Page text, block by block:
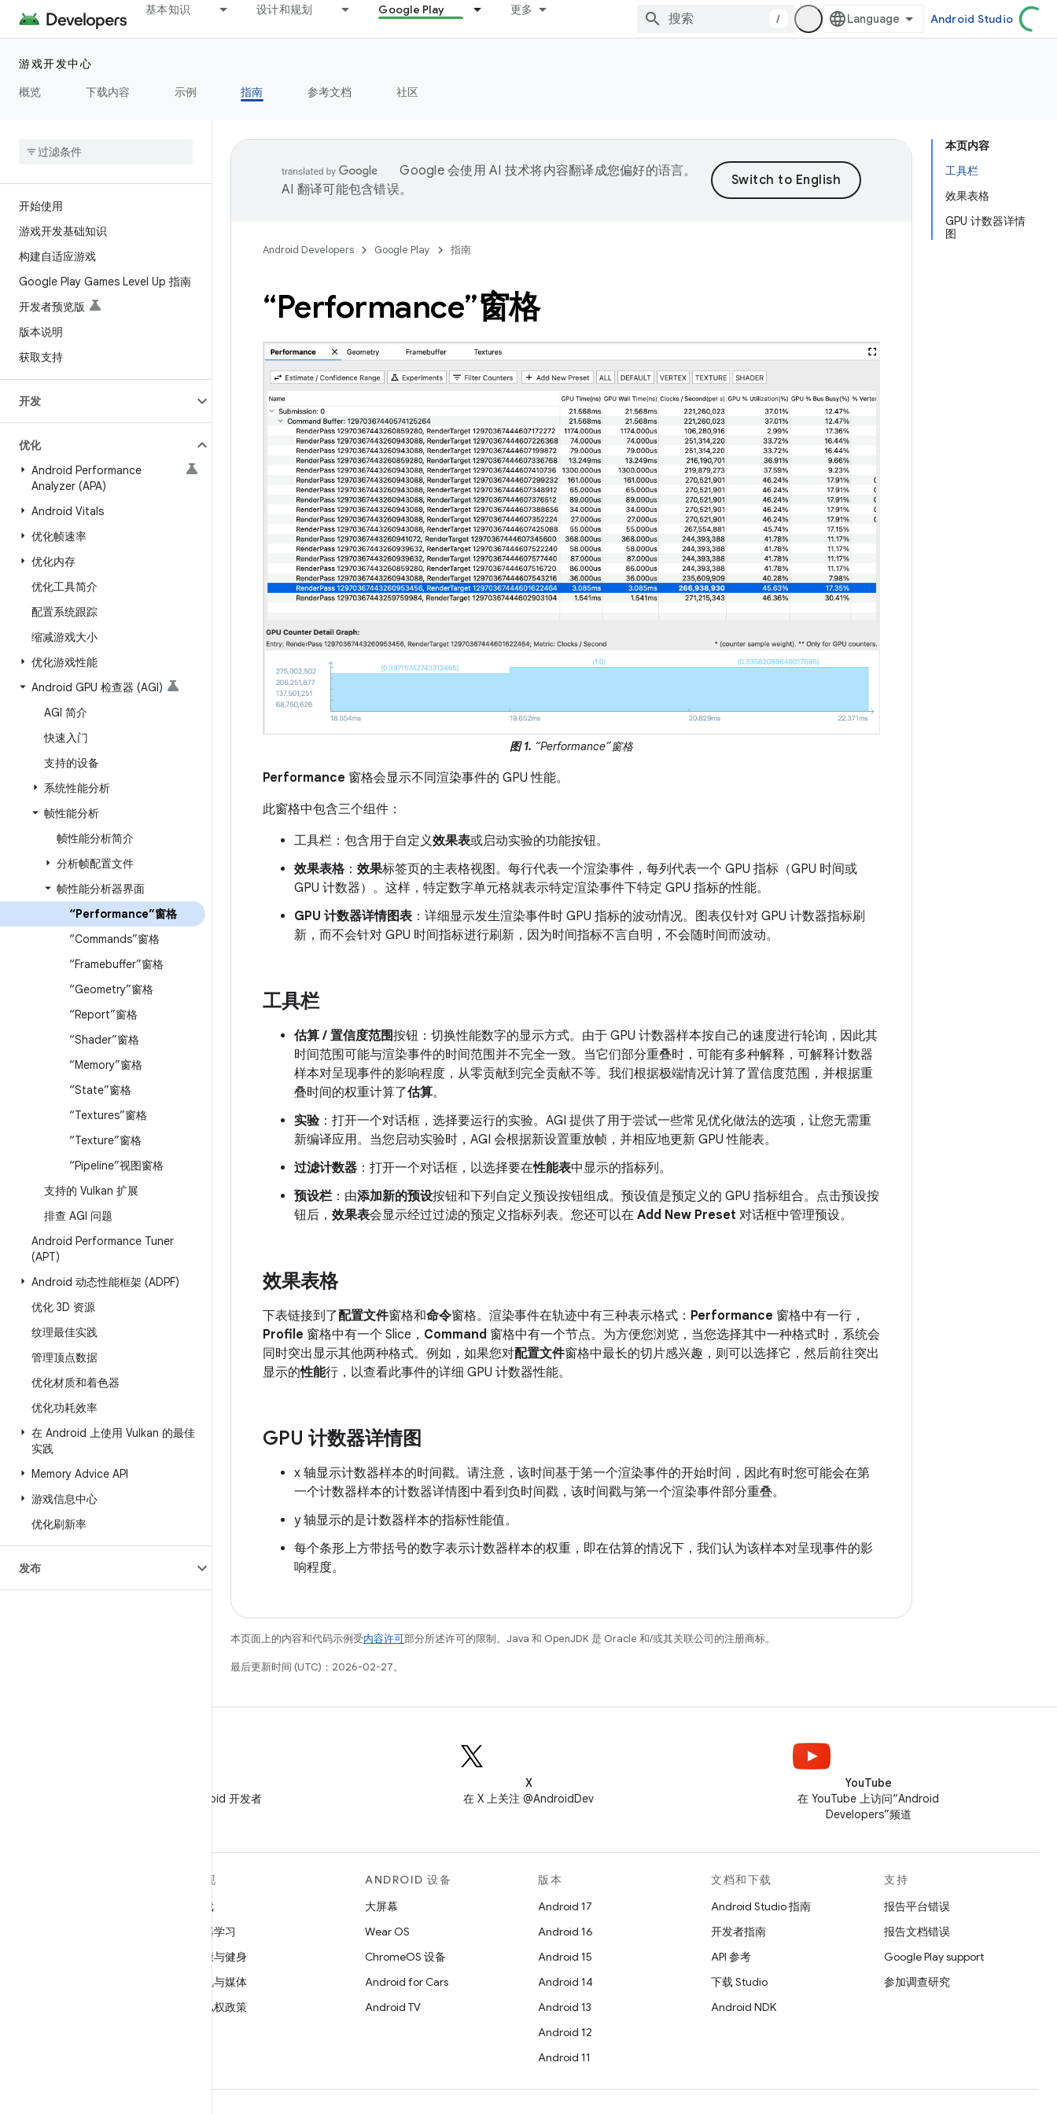
基本知识 设计和规划 Google Play 更多
/ Android Studio
游戏开发中心
概览
下载内容 示例 指南 参考文档 社区
开始使用
游戏开发基础知识
构建自适应游戏
Google Play Games Level Up 指南
开发者预览版
版本说明
获取支持
开发
优化
Android Performance
Analyzer (APA)
Android Vitals
优化帧速率
优化内存
优化工具简介
配置系统跟踪
缩减游戏大小
优化游戏性能
Android GPU 检查器 (AGI)
AGI 简介
快速入门
支持的设备
系统性能分析
帧性能分析
帧性能分析简介
分析帧配置文件
帧性能分析器界面
“Performance”窗格
“Commands”窗格
“Framebuffer”窗格
“Geometry”窗格
“Report”窗格
“Shader”窗格
“Memory”窗格
“State”窗格
“Textures”窗格
“Texture”窗格
“Pipeline”视图窗格
支持的 Vulkan 扩展
排查 AGI 问题
Android Performance Tuner
(APT)
Android 动态性能框架 (ADPF)
优化 3D 资源
纹理最佳实践
管理顶点数据
优化材质和着色器
优化功耗效率
在 Android 上使用 Vulkan 的最佳
实践
Memory Advice API
游戏信息中心
优化刷新率
发布
本页内容
工具栏
效果表格
GPU 计数器详情
图
Google 会使用 AI 技术将内容翻译成您偏好的语言。
AI 翻译可能包含错误。
Android Developers Google Play 指南
“Performance”窗格
图 1. “Performance”窗格
Performance 窗格会显示不同渲染事件的 GPU 性能。
此窗格中包含三个组件：
工具栏：包含用于自定义效果表或启动实验的功能按钮。
效果表格 ： 效果标签页的主表格视图。每行代表一个渲染事件，每列代表一个 GPU 指标（GPU 时间或
GPU 计数器）。这样，特定数字单元格就表示特定渲染事件下特定 GPU 指标的性能。
GPU 计数器详情图表 ：详细显示发生渲染事件时 GPU 指标的波动情况。图表仅针对 GPU 计数器指标刷
新，而不会针对 GPU 时间指标进行刷新，因为时间指标不言自明，不会随时间而波动。
工具栏
估算 / 置信度范围按钮：切换性能数字的显示方式。由于 GPU 计数器样本按自己的速度进行轮询，因此其
时间范围可能与渲染事件的时间范围并不完全一致。当它们部分重叠时，可能有多种解释，可解释计数器
样本对呈现事件的影响程度，从零贡献到完全贡献不等。我们根据极端情况计算了置信度范围 ，并根据重
叠时间的权重计算了估算。
实验：打开一个对话框，选择要运行的实验。AGI 提供了用于尝试一些常见优化做法的选项，让您无需重
新编译应用。当您启动实验时，AGI 会根据新设置重放帧，并相应地更新 GPU 性能表。
过滤计数器 ：打开一个对话框，以选择要在性能表中显示的指标列。
预设栏：由添加新的预设按钮和下列自定义预设按钮组成。预设值是预定义的 GPU 指标组合。点击预设按
钮后， 效果表会显示经过过滤的预定义指标列表。您还可以在 Add New Preset 对话框中管理预设。
效果表格
下表链接到了配置文件窗格和命令窗格。渲染事件在轨迹中有三种表示格式： Performance 窗格中有一行，
Profile 窗格中有一个 Slice， Command 窗格中有一个节点。为方便您浏览，当您选择其中一种格式时，系统会
同时突出显示其他两种格式。例如，如果您对配置文件窗格中最长的切片感兴趣，则可以选择它，然后前往突出
显示的性能行，以查看此事件的详细 GPU 计数器性能。
GPU 计数器详情图
x 轴显示计数器样本的时间戳。请注意，该时间基于第一个渲染事件的开始时间，因此有时您可能会在第
一个计数器样本的计数器详情图中看到负时间戳，该时间戳与第一个渲染事件部分重叠。
y 轴显示的是计数器样本的指标性能值。
每个条形上方带括号的数字表示计数器样本的权重，即在估算的情况下，我们认为该样本对呈现事件的影
响程度。
本页面上的内容和代码示例受内容许可部分所述许可的限制。Java 和 OpenJDK 是 Oracle 和/或其关联公司的注册商标。
最后更新时间 (UTC)：2026-02-27。
在微信中关注 Android 开发者
X
在 X 上关注 @AndroidDev
YouTube
在 YouTube 上访问“Android
Developers”频道
发现
游戏
机器学习
健康与健身
相机与媒体
隐私权政策
ANDROID 设备
大屏幕
Wear OS
ChromeOS 设备
Android for Cars
Android TV
版本
Android 17
Android 16
Android 15
Android 14
Android 13
Android 12
Android 11
文档和下载
Android Studio 指南
开发者指南
API 参考
下载 Studio
Android NDK
支持
报告平台错误
报告文档错误
Google Play support
参加调查研究